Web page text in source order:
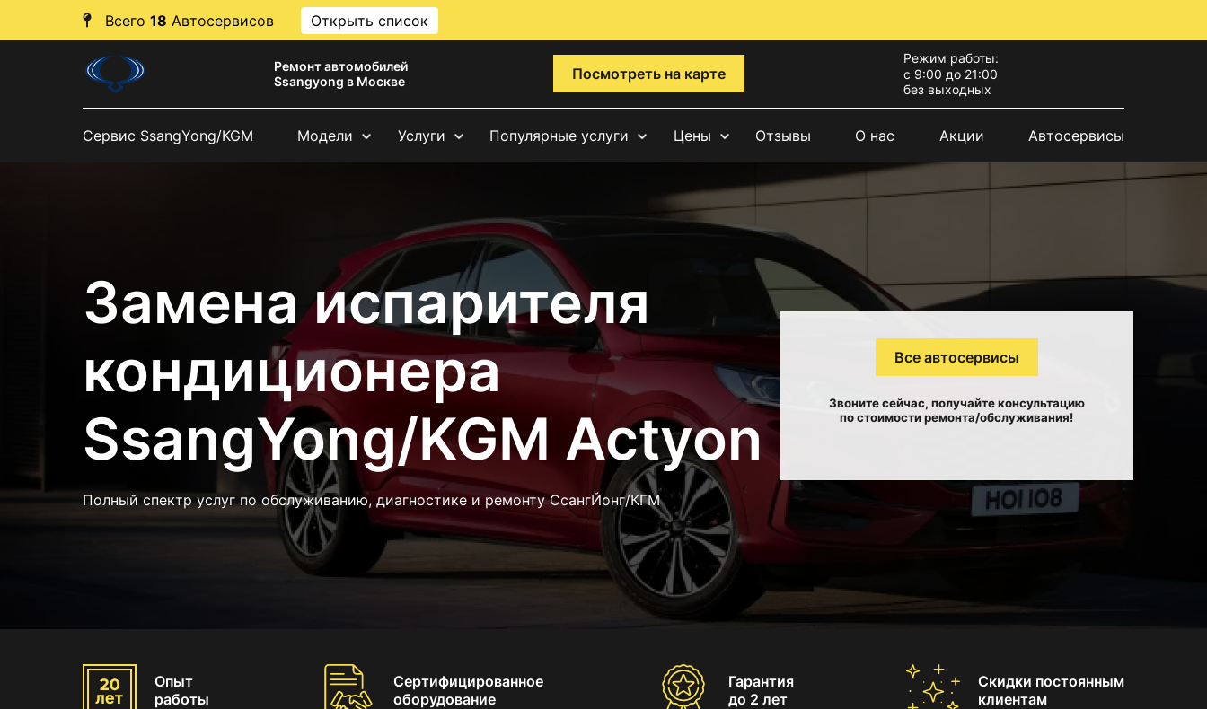
Всего 18 Автосервисов Открыть список
Ремонт автомобилей
Ssangyong в Москве
Посмотреть на карте
Режим работы:
с 9:00 до 21:00
без выходных
Сервис SsangYong/KGM Модели Услуги Популярные услуги Цены Отзывы О нас Акции Автосервисы
Замена испарителя
кондиционера
SsangYong/KGM Actyon
Полный спектр услуг по обслуживанию, диагностике и ремонту СсангЙонг/КГМ
Все автосервисы
Звоните сейчас, получайте консультацию
по стоимости ремонта/обслуживания!
Опыт
работы
Сертифицированное
оборудование
Гарантия
до 2 лет
Скидки постоянным
клиентам